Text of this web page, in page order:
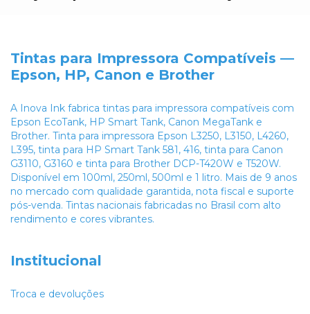
Tintas para Impressora Compatíveis —
Epson, HP, Canon e Brother
A Inova Ink fabrica tintas para impressora compatíveis com
Epson EcoTank, HP Smart Tank, Canon MegaTank e
Brother. Tinta para impressora Epson L3250, L3150, L4260,
L395, tinta para HP Smart Tank 581, 416, tinta para Canon
G3110, G3160 e tinta para Brother DCP-T420W e T520W.
Disponível em 100ml, 250ml, 500ml e 1 litro. Mais de 9 anos
no mercado com qualidade garantida, nota fiscal e suporte
pós-venda. Tintas nacionais fabricadas no Brasil com alto
rendimento e cores vibrantes.
Institucional
Troca e devoluções